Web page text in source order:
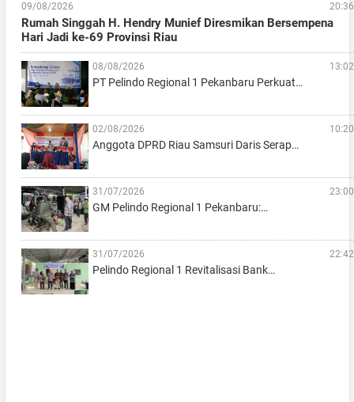
09/08/2026 20:36
Rumah Singgah H. Hendry Munief Diresmikan Bersempena
Hari Jadi ke-69 Provinsi Riau
08/08/2026 13:02
PT Pelindo Regional 1 Pekanbaru Perkuat…
02/08/2026 10:20
Anggota DPRD Riau Samsuri Daris Serap…
31/07/2026 23:00
GM Pelindo Regional 1 Pekanbaru:…
31/07/2026 22:42
Pelindo Regional 1 Revitalisasi Bank…